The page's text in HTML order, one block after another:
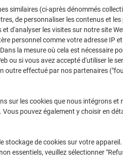
toners ou
Diconix
Se connecter
similaires (ci-après dénommés
de personnaliser les contenus et les
d'analyser les visites sur notre site
personnel comme votre adresse IP et
la mesure où cela est nécessaire
ou si vous avez accepté d'utiliser le
outre effectué par nos partenaires
sur les cookies que nous intégrons et
pouvez également y choisir en
stockage de cookies sur votre appareil.
essentiels, veuillez sélectionner